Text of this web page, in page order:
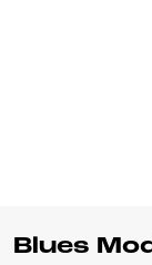
Blues